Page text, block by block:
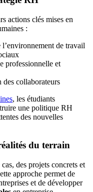
actions clés mises en
:
de travail
professionnelle et
des collaborateurs
, les étudiants
une politique RH
des nouvelles
du terrain
des projets concrets et
approche permet de
et de développer